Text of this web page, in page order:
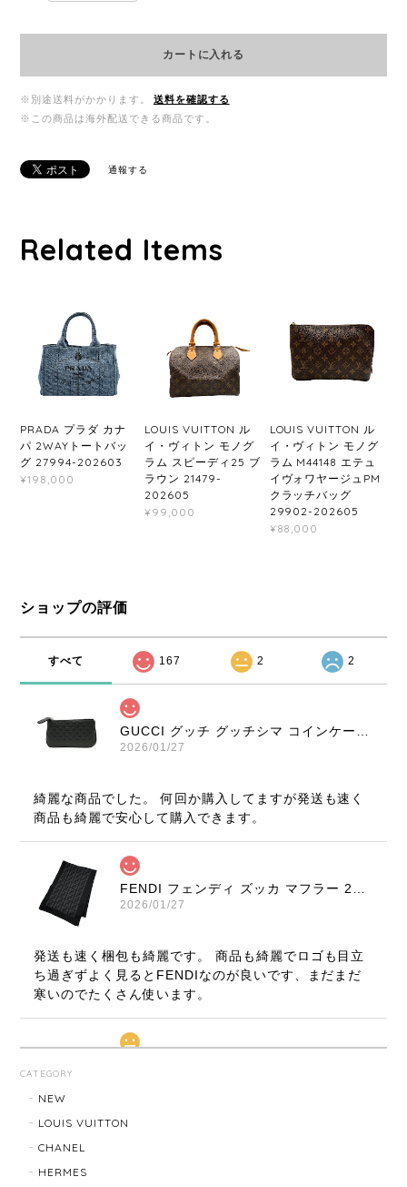
カートに入れる
※別途送料がかかります。
送料を確認する
※この商品は海外配送できる商品です。
通報する
Related Items
PRADA プラダ カナ
パ 2WAYトートバッ
グ 27994-202603
¥198,000
LOUIS VUITTON ル
イ・ヴィトン モノグ
ラム スピーディ25 ブ
ラウン 21479-
202605
¥99,000
LOUIS VUITTON ル
イ・ヴィトン モノグ
ラム M44148 エテュ
イヴォワヤージュPM
クラッチバッグ
29902-202605
¥88,000
ショップの評価
すべて 167 2 2
GUCCI グッチ グッチシマ コインケース ブラック 9347-202212
2026/01/27
綺麗な商品でした。 何回か購入してますが発送も速く
商品も綺麗で安心して購入できます。
FENDI フェンディ ズッカ マフラー 22816-202512
2026/01/27
発送も速く梱包も綺麗です。 商品も綺麗でロゴも目立
ち過ぎずよく見るとFENDIなのが良いです、まだまだ
寒いのでたくさん使います。
CATEGORY
NEW
LOUIS VUITTON
CHANEL
HERMES